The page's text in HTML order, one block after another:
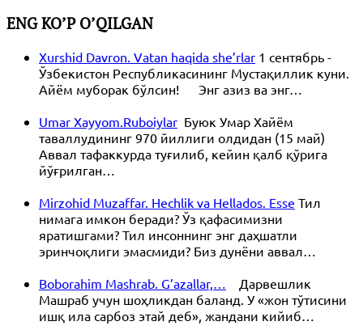
ENG KO’P O’QILGAN
Xurshid Davron. Vatan haqida she’rlar 1 сентябрь -
Ўзбекистон Республикасининг Мустақиллик куни.
Айём муборак бўлсин! Энг азиз ва энг…
Umar Xayyom.Ruboiylar Буюк Умар Хайём
таваллудининг 970 йиллиги олдидан (15 май)
Аввал тафаккурда туғилиб, кейин қалб қўрига
йўғрилган…
Mirzohid Muzaffar. Hechlik va Hellados. Esse Тил
нимага имкон беради? Ўз қафасимизни
яратишгами? Тил инсоннинг энг даҳшатли
эринчоқлиги эмасмиди? Биз дунёни аввал…
Boborahim Mashrab. G’azallar,…
Дарвешлик
Машраб учун шоҳликдан баланд. У «жон тўтисини
ишқ ила сарбоз этай деб», жандани кийиб…